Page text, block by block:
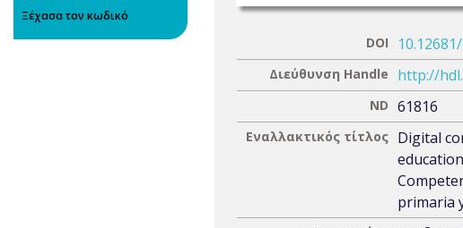
Ξέχασα τον κωδικό
DOI
Διεύθυνση Handle http://
ND 61816
Εναλλακτικός τίτλος Digital
primaria